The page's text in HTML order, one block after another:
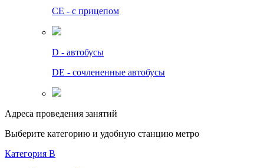
СЕ - с прицепом
D - автобусы
DE - сочлененные автобусы
Адреса проведения занятий
Выберите категорию и удобную станцию метро
Категория B